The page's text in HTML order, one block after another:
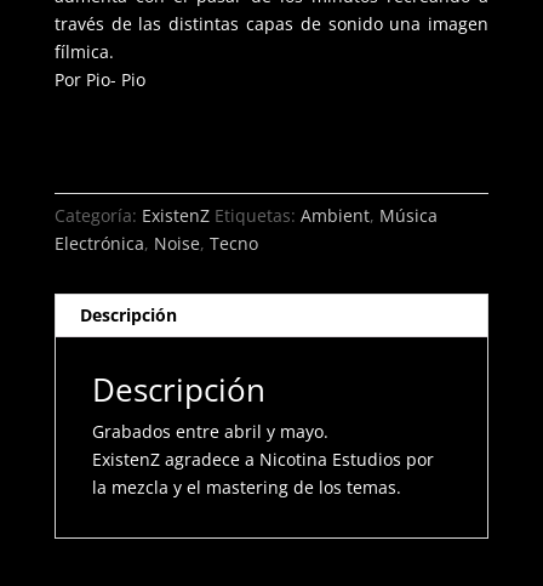
través de las distintas capas de sonido una imagen
fílmica.
Por Pio- Pio
Categoría: ExistenZ Etiquetas: Ambient, Música
Electrónica, Noise, Tecno
Descripción
Descripción
Grabados entre abril y mayo.
ExistenZ agradece a Nicotina Estudios por
la mezcla y el mastering de los temas.